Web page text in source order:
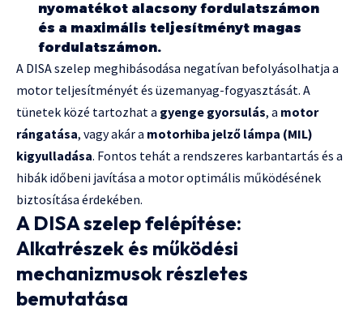
nyomatékot alacsony fordulatszámon
és a maximális teljesítményt magas
fordulatszámon.
A DISA szelep meghibásodása negatívan befolyásolhatja a
motor teljesítményét és üzemanyag-fogyasztását. A
tünetek közé tartozhat a gyenge gyorsulás, a motor
rángatása, vagy akár a motorhiba jelző lámpa (MIL)
kigyulladása. Fontos tehát a rendszeres karbantartás és a
hibák időbeni javítása a motor optimális működésének
biztosítása érdekében.
A DISA szelep felépítése:
Alkatrészek és működési
mechanizmusok részletes
bemutatása